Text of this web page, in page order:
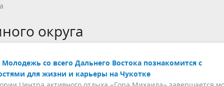
округапроекты
Чукотского АО
Востока
и график личных
округа
Молодежь со всего Дальнего Востока познакомится с
для жизни и карьеры на Чукотке